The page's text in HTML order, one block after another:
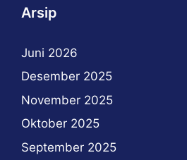
Arsip
Juni 2026
Desember 2025
November 2025
Oktober 2025
September 2025